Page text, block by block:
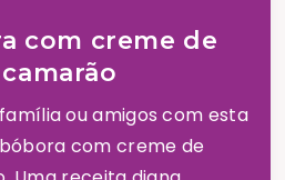
com creme de
camarão
ou amigos com esta
com creme de